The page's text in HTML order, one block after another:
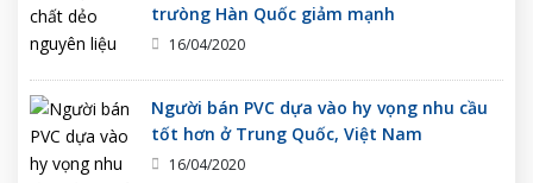
trưòng Hàn Quốc giảm mạnh
16/04/2020
Người bán PVC dựa vào hy vọng nhu cầu
tốt hơn ở Trung Quốc, Việt Nam
16/04/2020